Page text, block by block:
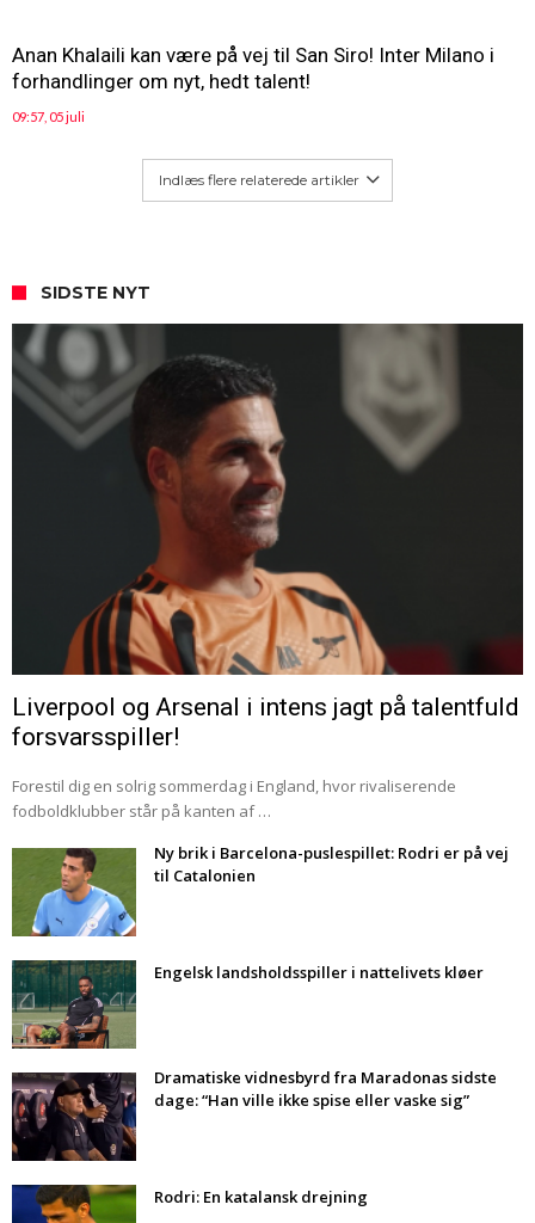
Anan Khalaili kan være på vej til San Siro! Inter Milano i
forhandlinger om nyt, hedt talent!
09:57, 05 juli
Indlæs flere relaterede artikler
SIDSTE NYT
Liverpool og Arsenal i intens jagt på talentfuld
forsvarsspiller!
Forestil dig en solrig sommerdag i England, hvor rivaliserende
fodboldklubber står på kanten af …
Ny brik i Barcelona-puslespillet: Rodri er på vej
til Catalonien
Engelsk landsholdsspiller i nattelivets kløer
Dramatiske vidnesbyrd fra Maradonas sidste
dage: “Han ville ikke spise eller vaske sig”
Rodri: En katalansk drejning